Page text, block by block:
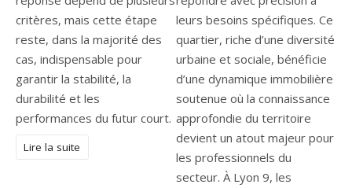
critères, mais cette étape
reste, dans la majorité des
cas, indispensable pour
garantir la stabilité, la
durabilité et les
performances du futur court.
Lire la suite
leurs besoins spécifiques. Ce
quartier, riche d’une diversité
urbaine et sociale, bénéficie
d’une dynamique immobilière
soutenue où la connaissance
approfondie du territoire
devient un atout majeur pour
les professionnels du
secteur. À Lyon 9, les